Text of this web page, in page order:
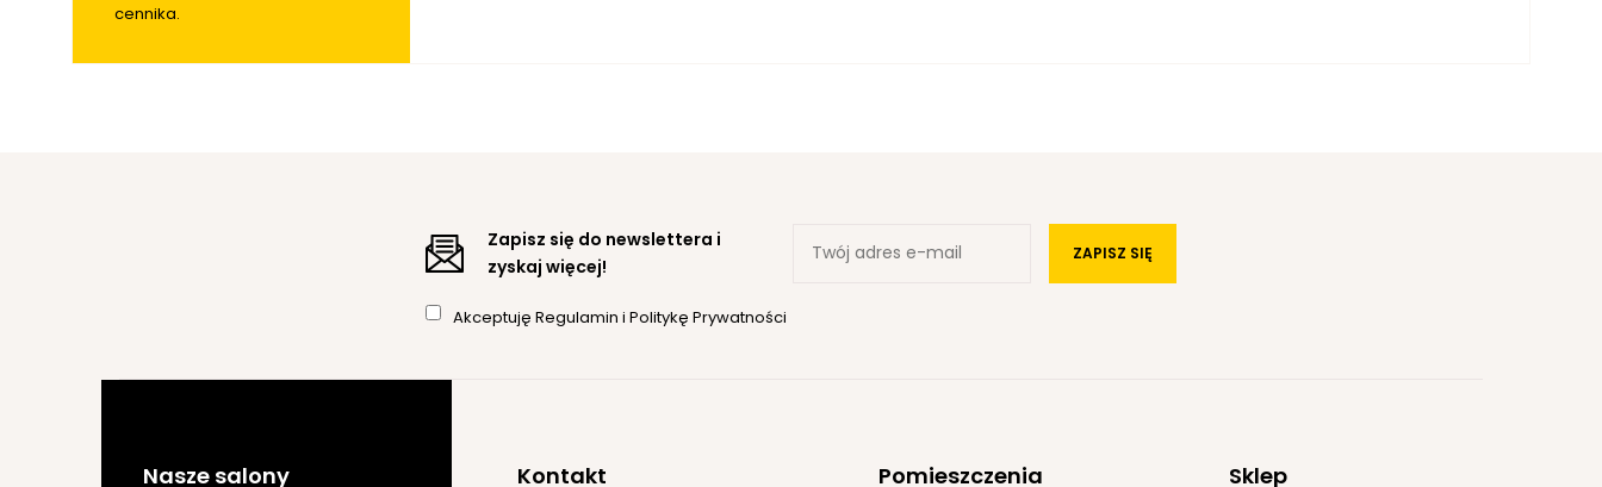
cennika.
Zapisz się do newslettera i
zyskaj więcej!
ZAPISZ SIĘ
AkceptujęRegulaminiPolitykę Prywatności
Nasze salony Kontakt Pomieszczenia Sklep